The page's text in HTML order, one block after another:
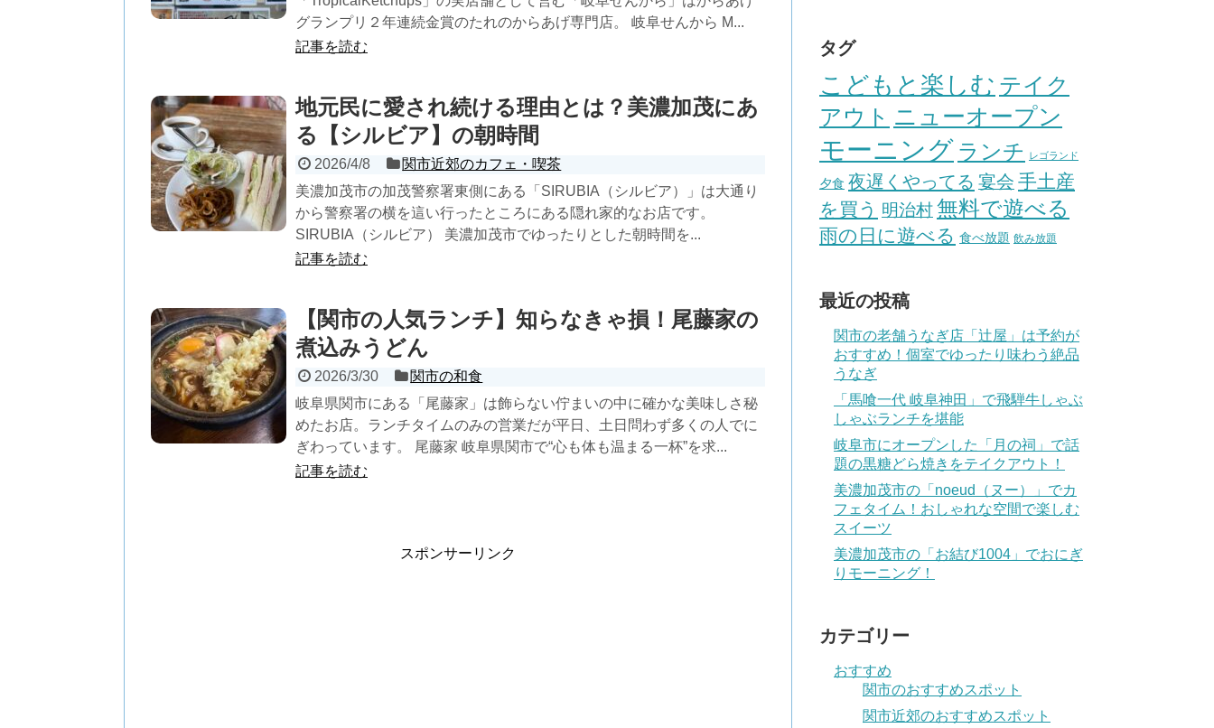
グランプリ２年連続金賞のたれのからあげ専門店。 岐阜せんから M...
記事を読む
地元民に愛され続ける理由とは？美濃加茂にあ
る【シルビア】の朝時間
2026/4/8
関市近郊のカフェ・喫茶
美濃加茂市の加茂警察署東側にある「SIRUBIA（シルビア）」は大通り
から警察署の横を這い行ったところにある隠れ家的なお店です。
SIRUBIA（シルビア） 美濃加茂市でゆったりとした朝時間を...
記事を読む
【関市の人気ランチ】知らなきゃ損！尾藤家の
煮込みうどん
2026/3/30
関市の和食
岐阜県関市にある「尾藤家」は飾らない佇まいの中に確かな美味しさ秘
めたお店。ランチタイムのみの営業だが平日、土日問わず多くの人でに
ぎわっています。 尾藤家 岐阜県関市で“心も体も温まる一杯”を求...
記事を読む
スポンサーリンク
タグ
こどもと楽しむ テイク
アウト ニューオープン
モーニング ランチ レゴランド
夕食 夜遅くやってる 宴会 手土産
を買う 明治村無料で遊べる
雨の日に遊べる 食べ放題 飲み放題
最近の投稿
関市の老舗うなぎ店「辻屋」は予約が
おすすめ！個室でゆったり味わう絶品
うなぎ
「馬喰一代 岐阜神田」で飛騨牛しゃぶ
しゃぶランチを堪能
岐阜市にオープンした「月の祠」で話
題の黒糖どら焼きをテイクアウト！
美濃加茂市の「noeud（ヌー）」でカ
フェタイム！おしゃれな空間で楽しむ
スイーツ
美濃加茂市の「お結び1004」でおにぎ
りモーニング！
カテゴリー
おすすめ
関市のおすすめスポット
関市近郊のおすすめスポット